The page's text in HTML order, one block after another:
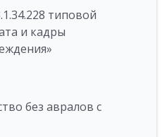
типовой
и кадры
без авралов с